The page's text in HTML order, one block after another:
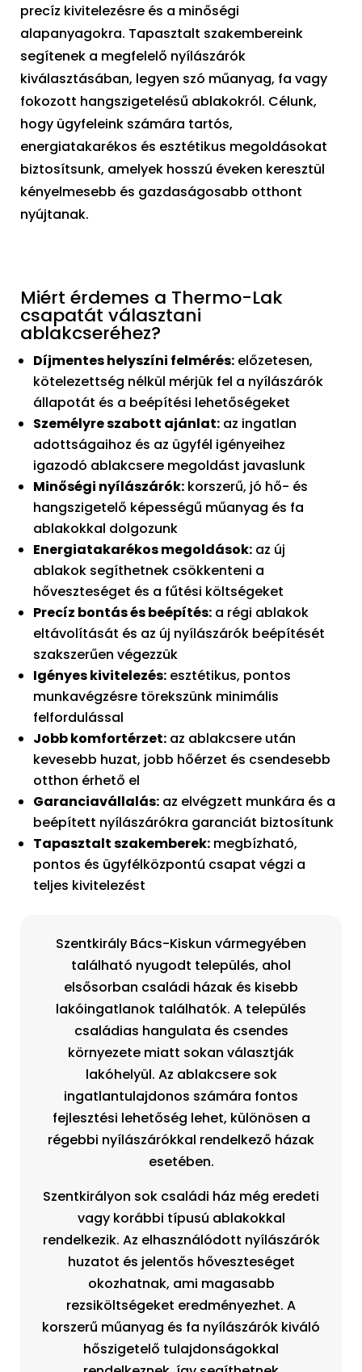
precíz kivitelezésre és a minőségi
alapanyagokra. Tapasztalt szakembereink
segítenek a megfelelő nyílászárók
kiválasztásában, legyen szó műanyag, fa vagy
fokozott hangszigetelésű ablakokról. Célunk,
hogy ügyfeleink számára tartós,
energiatakarékos és esztétikus megoldásokat
biztosítsunk, amelyek hosszú éveken keresztül
kényelmesebb és gazdaságosabb otthont
nyújtanak.
Miért érdemes a Thermo-Lak
csapatát választani
ablakcseréhez?
Díjmentes helyszíni felmérés: előzetesen,
kötelezettség nélkül mérjük fel a nyílászárók
állapotát és a beépítési lehetőségeket
Személyre szabott ajánlat: az ingatlan
adottságaihoz és az ügyfél igényeihez
igazodó ablakcsere megoldást javaslunk
Minőségi nyílászárók: korszerű, jó hő- és
hangszigetelő képességű műanyag és fa
ablakokkal dolgozunk
Energiatakarékos megoldások: az új
ablakok segíthetnek csökkenteni a
hőveszteséget és a fűtési költségeket
Precíz bontás és beépítés: a régi ablakok
eltávolítását és az új nyílászárók beépítését
szakszerűen végezzük
Igényes kivitelezés: esztétikus, pontos
munkavégzésre törekszünk minimális
felfordulással
Jobb komfortérzet: az ablakcsere után
kevesebb huzat, jobb hőérzet és csendesebb
otthon érhető el
Garanciavállalás: az elvégzett munkára és a
beépített nyílászárókra garanciát biztosítunk
Tapasztalt szakemberek: megbízható,
pontos és ügyfélközpontú csapat végzi a
teljes kivitelezést
Szentkirály Bács-Kiskun vármegyében
található nyugodt település, ahol
elsősorban családi házak és kisebb
lakóingatlanok találhatók. A település
családias hangulata és csendes
környezete miatt sokan választják
lakóhelyül. Az ablakcsere sok
ingatlantulajdonos számára fontos
fejlesztési lehetőség lehet, különösen a
régebbi nyílászárókkal rendelkező házak
esetében.
Szentkirályon sok családi ház még eredeti
vagy korábbi típusú ablakokkal
rendelkezik. Az elhasználódott nyílászárók
huzatot és jelentős hőveszteséget
okozhatnak, ami magasabb
rezsiköltségeket eredményezhet. A
korszerű műanyag és fa nyílászárók kiváló
hőszigetelő tulajdonságokkal